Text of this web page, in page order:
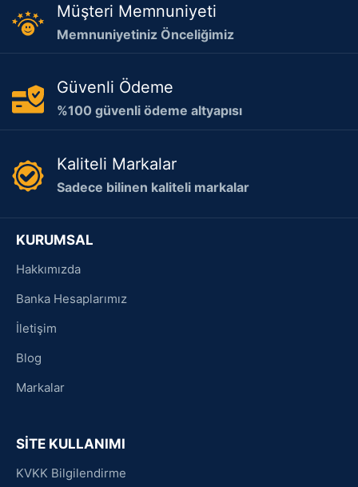
Müşteri Memnuniyeti
Memnuniyetiniz Önceliğimiz
Güvenli Ödeme
%100 güvenli ödeme altyapısı
Kaliteli Markalar
Sadece bilinen kaliteli markalar
KURUMSAL
Hakkımızda
Banka Hesaplarımız
İletişim
Blog
Markalar
SİTE KULLANIMI
KVKK Bilgilendirme